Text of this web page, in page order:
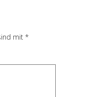
mit*